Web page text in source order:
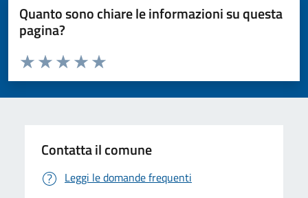
Quanto sono chiare le informazioni su questa
pagina?
Valuta da 1 a 5 stelle la pagina
Valuta 5 stelle su 5
Valuta 4 stelle su 5
Valuta 3 stelle su 5
Valuta 2 stelle su 5
Valuta 1 stelle su 5
Contatta il comune
Leggi le domande frequenti